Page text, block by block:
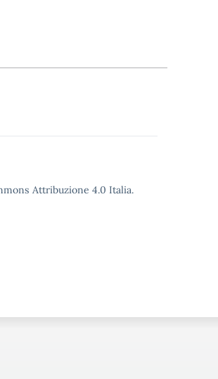
Attribuzione 4.0 Italia.